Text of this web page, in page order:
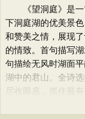
《望洞庭》是一
下洞庭湖的优美景
和赞美之情，展现
的情致。首句描写
句描绘无风时湖面
湖中的君山。全诗
尽收眼底，抓住最有